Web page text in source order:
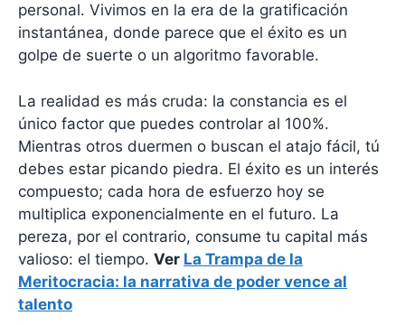
personal. Vivimos en la era de la gratificación
instantánea, donde parece que el éxito es un
golpe de suerte o un algoritmo favorable.
La realidad es más cruda: la constancia es el
único factor que puedes controlar al 100%.
Mientras otros duermen o buscan el atajo fácil, tú
debes estar picando piedra. El éxito es un interés
compuesto; cada hora de esfuerzo hoy se
multiplica exponencialmente en el futuro. La
pereza, por el contrario, consume tu capital más
valioso: el tiempo. Ver La Trampa de la
Meritocracia: la narrativa de poder vence al
talento